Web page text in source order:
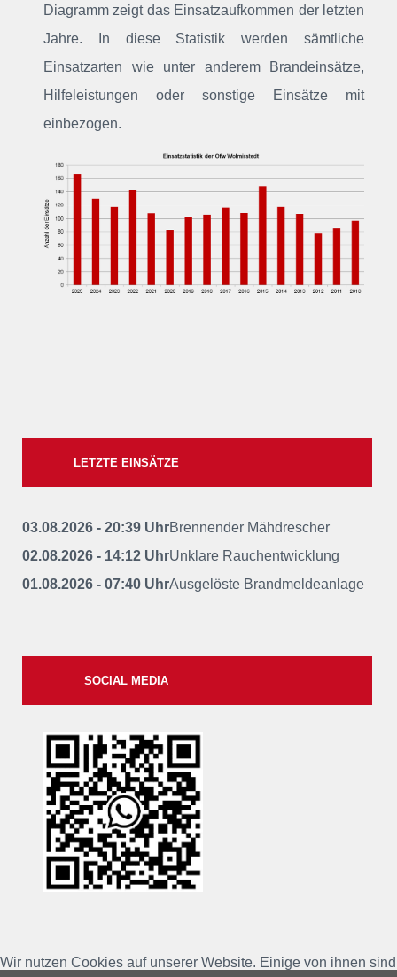
Diagramm zeigt das Einsatzaufkommen der letzten
Jahre. In diese Statistik werden sämtliche
Einsatzarten wie unter anderem Brandeinsätze,
Hilfeleistungen oder sonstige Einsätze mit
einbezogen.
LETZTE EINSÄTZE
03.08.2026 - 20:39 UhrBrennender Mähdrescher
02.08.2026 - 14:12 UhrUnklare Rauchentwicklung
01.08.2026 - 07:40 UhrAusgelöste Brandmeldeanlage
SOCIAL MEDIA
Wir nutzen Cookies auf unserer Website. Einige von ihnen sind